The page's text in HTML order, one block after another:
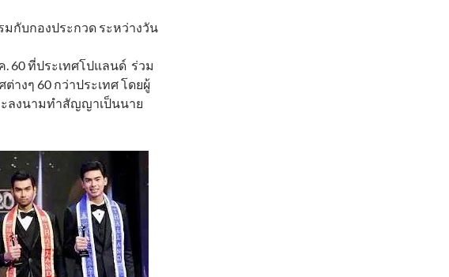
กับกองประกวด ระหว่างวัน
. 60 ที่ประเทศโปแลนด์ ร่วม
างๆ 60 กว่าประเทศ โดยผู้
ะลงนามทำสัญญาเป็นนาย